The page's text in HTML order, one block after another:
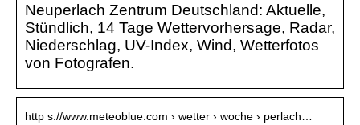
Neuperlach Zentrum Deutschland: Aktuelle,
Stündlich, 14 Tage Wettervorhersage, Radar,
Niederschlag, UV-Index, Wind, Wetterfotos
von Fotografen.
http s://www.meteoblue.com › wetter › woche › perlach…